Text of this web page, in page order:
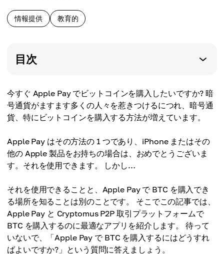
情報提供 教育的
目次
今すぐ Apple Pay でビットコインを購入したいですか? 暗
号通貨がますます多くの人々を惹きつけるにつれ、暗号通
貨、特にビットコインを購入する方法が増えています。
Apple Pay はその方法の 1 つであり、iPhone またはその
他の Apple 製品をお持ちの場合は、おめでとうございま
す。それを使用できます。 しかし…
それを使用できることと、Apple Pay で BTC を購入でき
る場所を知ることは別のことです。 そこでこの記事では、
Apple Pay と Cryptomus P2P 取引プラットフォームで
BTC を購入するのに最適なアプリを紹介します。 待って
いないで、「Apple Pay で BTC を購入するにはどうすれ
ばよいですか?」という質問に答えましょう。